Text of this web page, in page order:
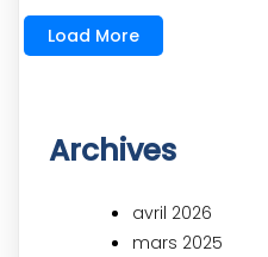
Load More
Archives
avril 2026
mars 2025